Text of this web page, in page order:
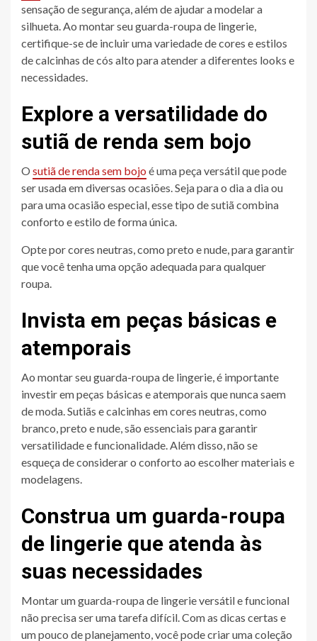
sensação de segurança, além de ajudar a modelar a
silhueta. Ao montar seu guarda-roupa de lingerie,
certifique-se de incluir uma variedade de cores e estilos
de calcinhas de cós alto para atender a diferentes looks e
necessidades.
Explore a versatilidade do
sutiã de renda sem bojo
O sutiã de renda sem bojo é uma peça versátil que pode
ser usada em diversas ocasiões. Seja para o dia a dia ou
para uma ocasião especial, esse tipo de sutiã combina
conforto e estilo de forma única.
Opte por cores neutras, como preto e nude, para garantir
que você tenha uma opção adequada para qualquer
roupa.
Invista em peças básicas e
atemporais
Ao montar seu guarda-roupa de lingerie, é importante
investir em peças básicas e atemporais que nunca saem
de moda. Sutiãs e calcinhas em cores neutras, como
branco, preto e nude, são essenciais para garantir
versatilidade e funcionalidade. Além disso, não se
esqueça de considerar o conforto ao escolher materiais e
modelagens.
Construa um guarda-roupa
de lingerie que atenda às
suas necessidades
Montar um guarda-roupa de lingerie versátil e funcional
não precisa ser uma tarefa difícil. Com as dicas certas e
um pouco de planejamento, você pode criar uma coleção